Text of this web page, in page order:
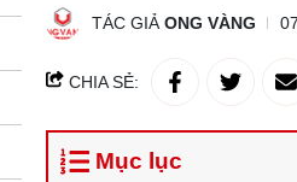
TÁC GIẢ ONG VÀNG
CHIA SẺ:
Mục lục